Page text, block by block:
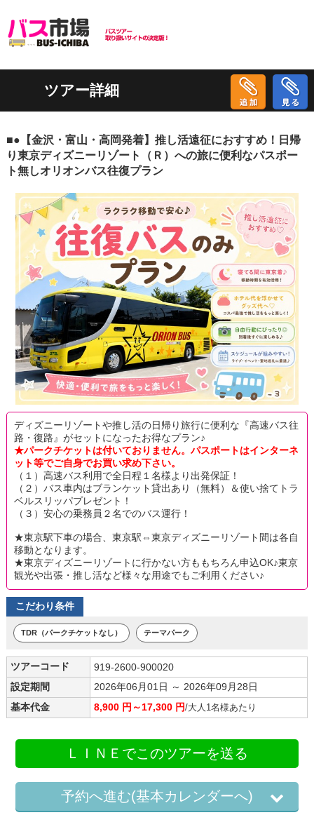
ツアー詳細
■●【金沢・富山・高岡発着】推し活遠征におすすめ！日帰
り東京ディズニーリゾート（Ｒ）への旅に便利なパスポー
ト無しオリオンバス往復プラン
ディズニーリゾートや推し活の日帰り旅行に便利な『高速バス往
路・復路』がセットになったお得なプラン♪
★パークチケットは付いておりません。パスポートはインターネ
ット等でご自身でお買い求め下さい。
（１）高速バス利用で全日程１名様より出発保証！
（２）バス車内はブランケット貸出あり（無料）＆使い捨てトラ
ベルスリッパプレゼント！
（３）安心の乗務員２名でのバス運行！
★東京駅下車の場合、東京駅⇔東京ディズニーリゾート間は各自
移動となります。
★東京ディズニーリゾートに行かない方ももちろん申込OK♪東京
観光や出張・推し活など様々な用途でもご利用ください♪
こだわり条件
TDR（パークチケットなし） テーマパーク
ツアーコード
919-2600-900020
設定期間
2026年06月01日 ～ 2026年09月28日
基本代金
8,900 円～17,300 円/大人1名様あたり
ＬＩＮＥでこのツアーを送る
予約へ進む(基本カレンダーへ)